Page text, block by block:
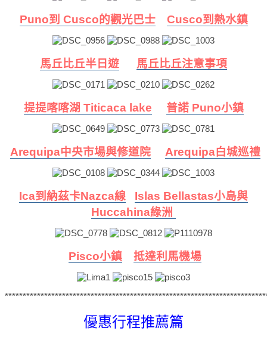
Puno到 Cusco的觀光巴士 Cusco到熱水鎮
馬丘比丘半日遊 馬丘比丘注意事項
提提喀喀湖 Titicaca lake 普諾 Puno小鎮
Arequipa中央市場與修道院 Arequipa白城巡禮
Ica到納茲卡Nazca線
Islas Bellastas小島與
Huccahina綠洲
Pisco小鎮 抵達利馬機場
優惠行程推薦篇